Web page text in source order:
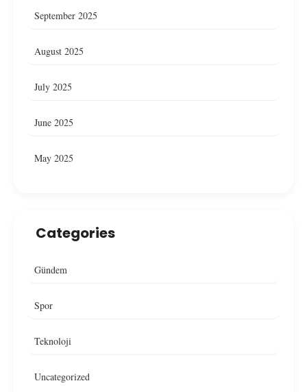
September 2025
August 2025
July 2025
June 2025
May 2025
Categories
Gündem
Spor
Teknoloji
Uncategorized